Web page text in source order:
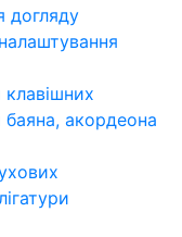
акордеона